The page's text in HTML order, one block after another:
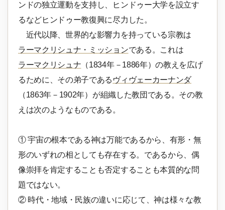
ンドの独立運動を支持し、ヒンドゥー大学を設立す
るなどヒンドゥー教復興に尽力した。
近代以降、世界的な影響力を持っている宗教は
ラーマクリシュナ・ミッションである。これは
ラーマクリシュナ （1834年－1886年）の教えを広げ
るために、その弟子である ヴィヴェーカーナンダ
（1863年－1902年）が組織した教団である。その教
えは次のようなものである。
① 宇宙の根本である神は万能であるから、有形・無
形のいずれの相としても存在する。であるから、偶
像崇拝を肯定することも否定することも本質的な問
題ではない。
② 時代・地域・民族の違いに応じて、神は様々な教